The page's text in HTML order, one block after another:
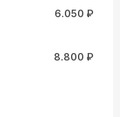
6.050 ₽
8.800 ₽